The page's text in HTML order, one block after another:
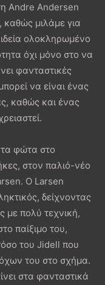
Andre Andersen
μιλάμε για
ολοκληρωμένο
όχι μόνο στο να
φανταστικές
να είναι ένας
καθώς και ένας
τα φώτα στο
στον παλιό-νέο
Ο Larsen
δείχνοντας
με πολύ τεχνική,
παίξιμο του,
του Jidell που
του στο σχήμα.
στα φανταστικά